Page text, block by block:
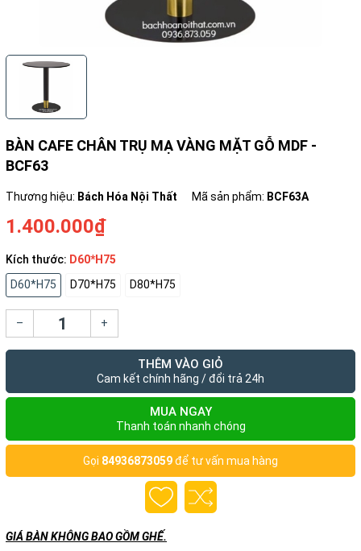
BÀN CAFE CHÂN TRỤ MẠ VÀNG MẶT GỖ MDF -
BCF63
Thương hiệu: Bách Hóa Nội Thất Mã sản phẩm: BCF63A
1.400.000₫
Kích thước: D60*H75
D60*H75
D70*H75 D80*H75
– +
THÊM VÀO GIỎ
Cam kết chính hãng / đổi trả 24h
MUA NGAY
Thanh toán nhanh chóng
Gọi 84936873059để tư vấn mua hàng
GIÁ BÀN KHÔNG BAO GỒM GHẾ.